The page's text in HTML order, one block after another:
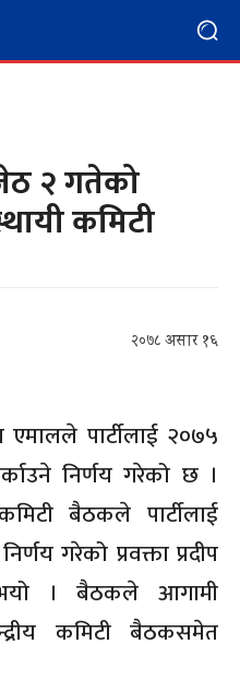
२ गतेको
कमिटी
२०७८ असार १६
पार्टीलाई २०७५
निर्णय गरेको छ ।
बैठकले पार्टीलाई
गरेको प्रवक्ता प्रदीप
। बैठकले आगामी
कमिटी बैठकसमेत